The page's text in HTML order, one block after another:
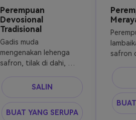
Perempuan
Devosional
Tradisional
Gadis muda
mengenakan lehenga
safron, tilak di dahi,
belakang kuil, dekorasi
marigold, cahaya emas
yang hangat, ultra
realistis
SALIN
BUAT YANG SERUPA
safron
cerah,